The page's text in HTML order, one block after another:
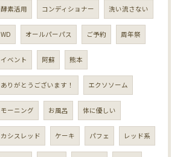
酵素活用 コンディショナー 洗い流さない
WD オールパーパス ご予約 周年祭
イベント 阿蘇 熊本
ありがとうございます！ エクソソーム
モーニング お風呂 体に優しい
カシスレッド ケーキ パフェ レッド系